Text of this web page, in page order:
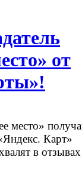
от
место»
Карт»
в